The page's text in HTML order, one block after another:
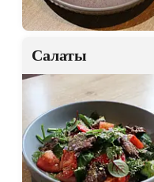
Салаты